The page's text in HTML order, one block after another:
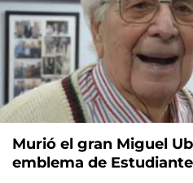
Murió el gran Miguel
emblema de